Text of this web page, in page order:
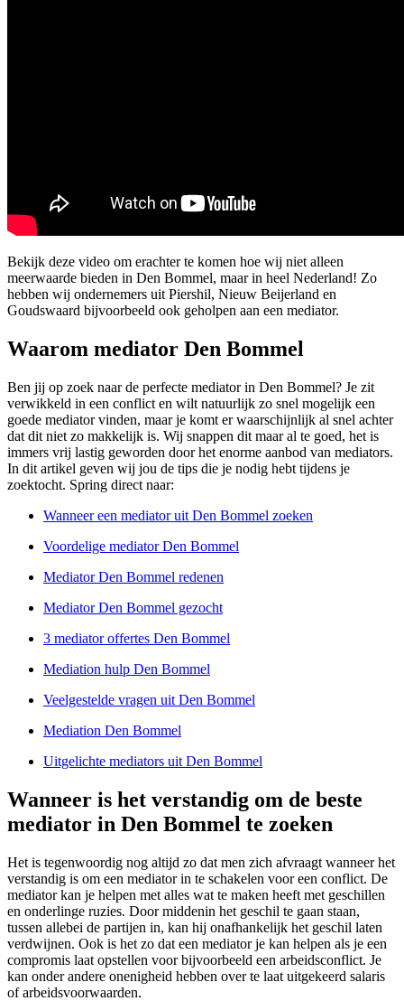
Bekijk deze video om erachter te komen hoe wij niet alleen
meerwaarde bieden in Den Bommel, maar in heel Nederland! Zo
hebben wij ondernemers uit Piershil, Nieuw Beijerland en
Goudswaard bijvoorbeeld ook geholpen aan een mediator.
Waarom mediator Den Bommel
Ben jij op zoek naar de perfecte mediator in Den Bommel? Je zit
verwikkeld in een conflict en wilt natuurlijk zo snel mogelijk een
goede mediator vinden, maar je komt er waarschijnlijk al snel achter
dat dit niet zo makkelijk is. Wij snappen dit maar al te goed, het is
immers vrij lastig geworden door het enorme aanbod van mediators.
In dit artikel geven wij jou de tips die je nodig hebt tijdens je
zoektocht. Spring direct naar:
Wanneer een mediator uit Den Bommel zoeken
Voordelige mediator Den Bommel
Mediator Den Bommel redenen
Mediator Den Bommel gezocht
3 mediator offertes Den Bommel
Mediation hulp Den Bommel
Veelgestelde vragen uit Den Bommel
Mediation Den Bommel
Uitgelichte mediators uit Den Bommel
Wanneer is het verstandig om de beste
mediator in Den Bommel te zoeken
Het is tegenwoordig nog altijd zo dat men zich afvraagt wanneer het
verstandig is om een mediator in te schakelen voor een conflict. De
mediator kan je helpen met alles wat te maken heeft met geschillen
en onderlinge ruzies. Door middenin het geschil te gaan staan,
tussen allebei de partijen in, kan hij onafhankelijk het geschil laten
verdwijnen. Ook is het zo dat een mediator je kan helpen als je een
compromis laat opstellen voor bijvoorbeeld een arbeidsconflict. Je
kan onder andere onenigheid hebben over te laat uitgekeerd salaris
of arbeidsvoorwaarden.